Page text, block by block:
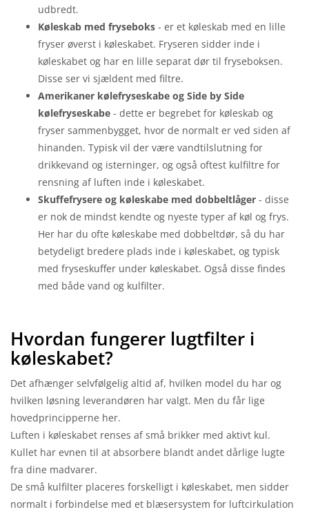
udbredt.
Køleskab med fryseboks - er et køleskab med en lille
fryser øverst i køleskabet. Fryseren sidder inde i
køleskabet og har en lille separat dør til fryseboksen.
Disse ser vi sjældent med filtre.
Amerikaner kølefryseskabe og Side by Side
kølefryseskabe - dette er begrebet for køleskab og
fryser sammenbygget, hvor de normalt er ved siden af
hinanden. Typisk vil der være vandtilslutning for
drikkevand og isterninger, og også oftest kulfiltre for
rensning af luften inde i køleskabet.
Skuffefrysere og køleskabe med dobbeltlåger - disse
er nok de mindst kendte og nyeste typer af køl og frys.
Her har du ofte køleskabe med dobbeltdør, så du har
betydeligt bredere plads inde i køleskabet, og typisk
med fryseskuffer under køleskabet. Også disse findes
med både vand og kulfilter.
Hvordan fungerer lugtfilter i
køleskabet?
Det afhænger selvfølgelig altid af, hvilken model du har og
hvilken løsning leverandøren har valgt. Men du får lige
hovedprincipperne her.
Luften i køleskabet renses af små brikker med aktivt kul.
Kullet har evnen til at absorbere blandt andet dårlige lugte
fra dine madvarer.
De små kulfilter placeres forskelligt i køleskabet, men sidder
normalt i forbindelse med et blæsersystem for luftcirkulation